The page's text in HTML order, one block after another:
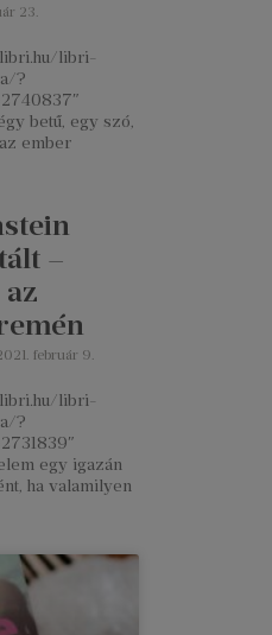
23.
libri-
?
betű, egy szó,
ember
–
február 9.
libri-
?
egy igazán
ha valamilyen